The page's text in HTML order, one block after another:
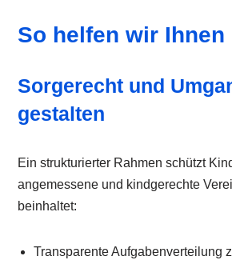
So helfen wir
Sorgerecht und
gestalten
Ein strukturierter Rahmen schützt
angemessene und kindgerechte
beinhaltet:
Transparente Aufgabenverteilung